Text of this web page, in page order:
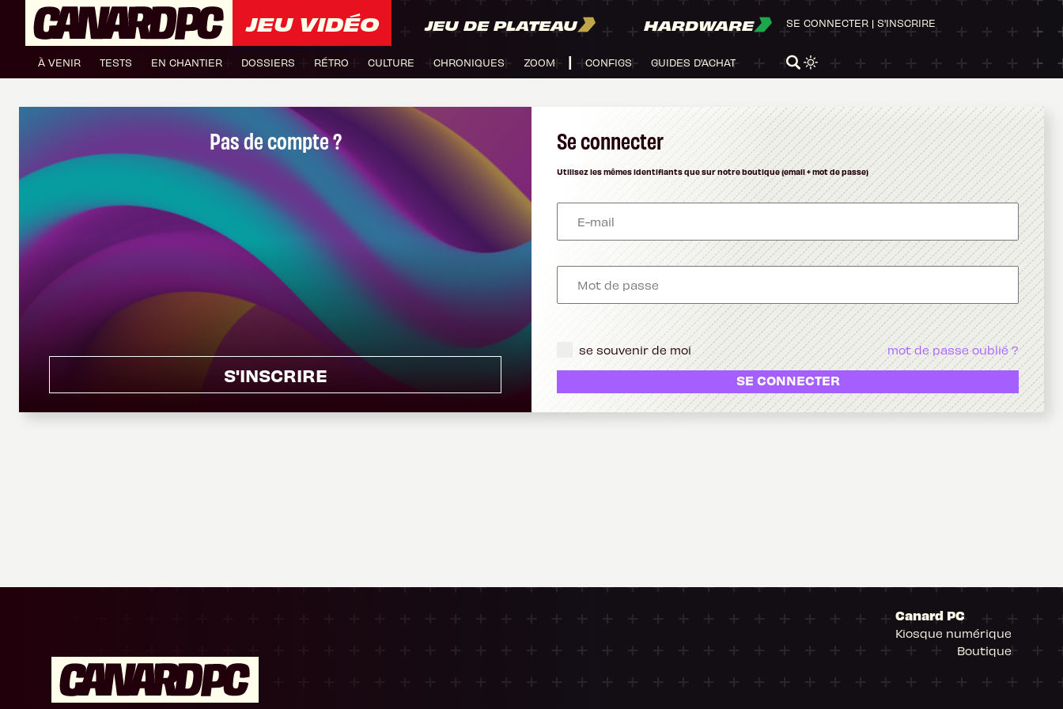
JEU VIDÉO JEU DE PLATEAU HARDWARE
À VENIR TESTS EN CHANTIER DOSSIERS RÉTRO CULTURE CHRONIQUES ZOOM CONFIGS GUIDES D'ACHAT
SE CONNECTER | S'INSCRIRE
Pas de compte ?
S'INSCRIRE
Se connecter
Utilisez les mêmes identifiants que sur notre boutique (email + mot de passe)
se souvenir de moi mot de passe oublié ?
SE CONNECTER
Canard PC
Kiosque numérique
Boutique